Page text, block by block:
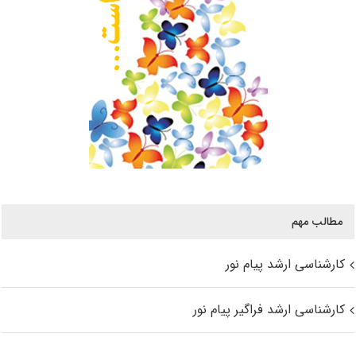
مطالب مهم
کارشناسی ارشد پیام نور
کارشناسی ارشد فراگیر پیام نور